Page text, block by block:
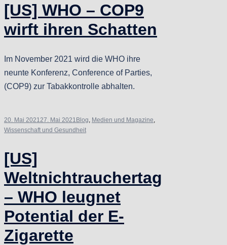
[US] WHO – COP9
wirft ihren Schatten
Im November 2021 wird die WHO ihre
neunte Konferenz, Conference of Parties,
(COP9) zur Tabakkontrolle abhalten.
20. Mai 202127. Mai 2021 Blog, Medien und Magazine,
Wissenschaft und Gesundheit
[US]
Weltnichtrauchertag
– WHO leugnet
Potential der E-
Zigarette